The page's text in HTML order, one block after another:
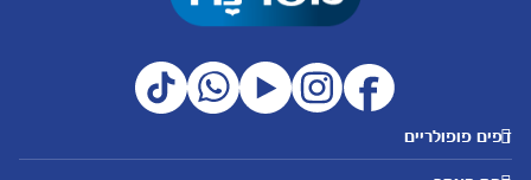
דפים פופולריים
מטרנה לשירותכם
מועדון מטרנה